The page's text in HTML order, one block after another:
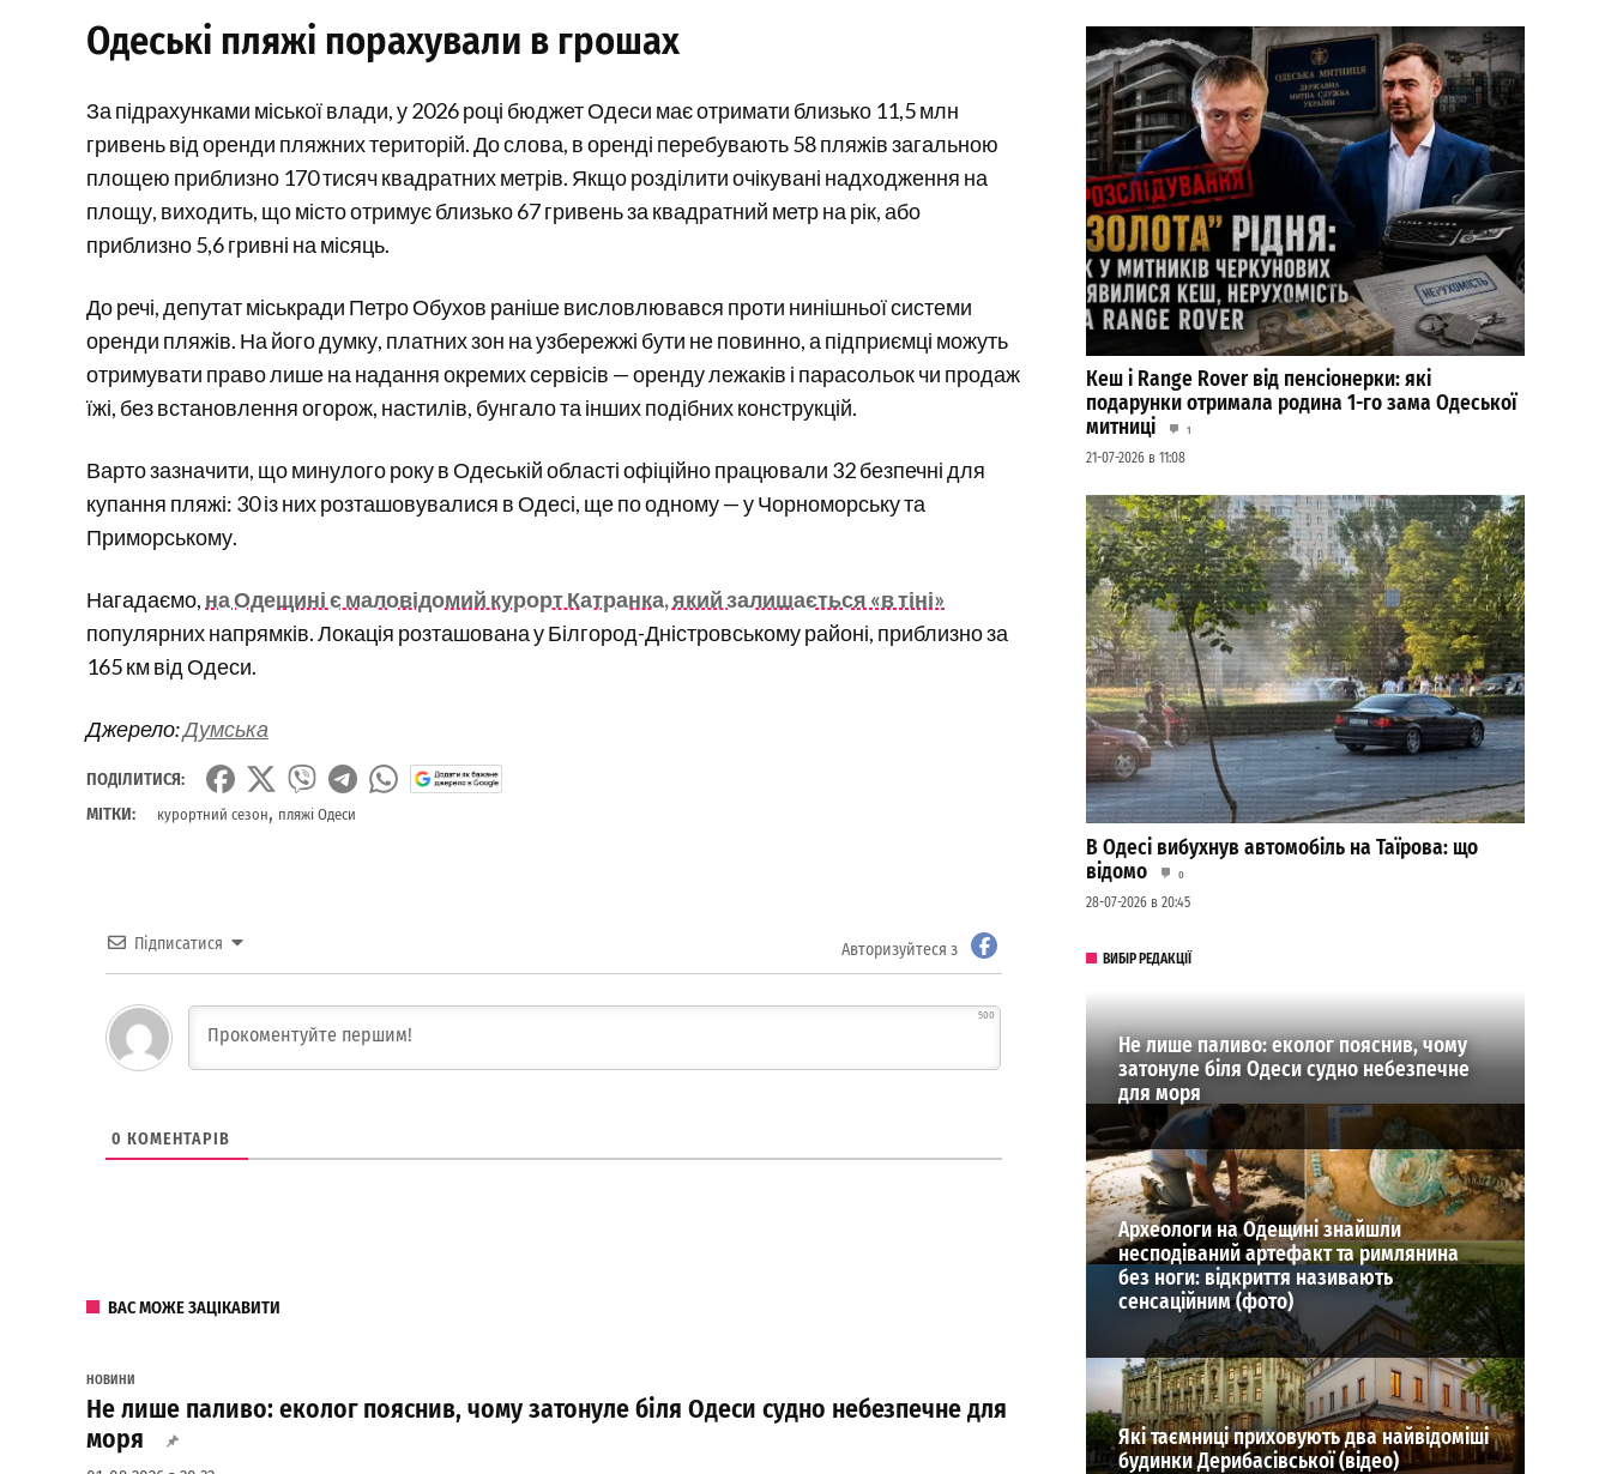
Одеські пляжі порахували в грошах
За підрахунками міської влади, у 2026 році бюджет Одеси має отримати близько 11,5 млн
гривень від оренди пляжних територій. До слова, в оренді перебувають 58 пляжів загальною
площею приблизно 170 тисяч квадратних метрів. Якщо розділити очікувані надходження на
площу, виходить, що місто отримує близько 67 гривень за квадратний метр на рік, або
приблизно 5,6 гривні на місяць.
До речі, депутат міськради Петро Обухов раніше висловлювався проти нинішньої системи
оренди пляжів. На його думку, платних зон на узбережжі бути не повинно, а підприємці можуть
отримувати право лише на надання окремих сервісів — оренду лежаків і парасольок чи продаж
їжі, без встановлення огорож, настилів, бунгало та інших подібних конструкцій.
Варто зазначити, що минулого року в Одеській області офіційно працювали 32 безпечні для
купання пляжі: 30 із них розташовувалися в Одесі, ще по одному — у Чорноморську та
Приморському.
Нагадаємо, на Одещині є маловідомий курорт Катранка, який залишається «в тіні»
популярних напрямків. Локація розташована у Білгород-Дністровському районі, приблизно за
165 км від Одеси.
Джерело:Думська
ПОДІЛИТИСЯ:
МІТКИ:
курортний сезон, пляжі Одеси
Підписатися Авторизуйтеся з
500
0 КОМЕНТАРІВ
ВАС МОЖЕ ЗАЦІКАВИТИ
НОВИНИ
Не лише паливо: еколог пояснив, чому затонуле біля Одеси судно небезпечне для
моря
Кеш і Range Rover від пенсіонерки: які
подарунки отримала родина 1-го зама Одеської
митниці
1
21-07-2026 в 11:08
В Одесі вибухнув автомобіль на Таїрова: що
відомо
0
28-07-2026 в 20:45
ВИБІР РЕДАКЦІЇ
Не лише паливо: еколог пояснив, чому
затонуле біля Одеси судно небезпечне
для моря
Археологи на Одещині знайшли
несподіваний артефакт та римлянина
без ноги: відкриття називають
сенсаційним (фото)
Які таємниці приховують два найвідоміші
будинки Дерибасівської (відео)